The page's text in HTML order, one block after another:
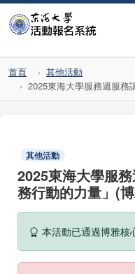
首頁
其他活動
2025東海大學服務週服務
其他活動
2025東海大學服
務行動的力量」(
本活動已通過博雅核